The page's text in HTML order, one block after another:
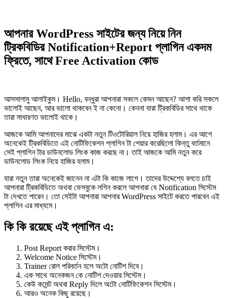
আপনার WordPress সাইটের জন্য নিয়ে নিন
ট্রিকবিডির Notification+Report প্লাগিন একদম
ফ্রিতে, সাথে Free Activation কোড
আসসালামু আলাইকুম। Hello, বন্ধুরা আপনারা সকলে কেমন আছেন? আশা করি সকলে
ভালোই আছেন, আর ভালো থাকবেন ই না কেনো। কেননা যারা ট্রিকবিডির সাথে থাকে
তারা সাধারণত ভালোই থাকে।
আজকে আমি আপনাদের মাঝে একটা নতুন টিওটোরিয়াল নিয়ে হাজির হলাম। এর আগে
অনেকেই ট্রিকবিডিতে এই নোটিফিকেশন প্লাগিন টা শেয়ার করেছিলো কিন্তু বর্তমানে
সেই প্লাগিন টার ডাউনলোড লিংক কাজ করছে না। তাই আজকে আমি নতুন করে
ডাউনলোড লিংক নিয়ে হাজির হলাম।
যারা নতুন তারা অনেকেই জানেন না এটা কি কাজে লাগে। তাদের উদ্দেশ্যে বলতে চাই
আপনারা ট্রিকবিডিতে অথবা ফেসবুকে লগিন করলে আপনারা যে Notification সিস্টেম
টা দেখতে পারেন। তো সেইটা আপনারা আপনার WordPress সাইটে করতে পারবেন এই
প্লাগিন এর মাধ্যমে।
কি কি রয়েছে এই প্লাগিন এ:
Post Report করার সিস্টেম।
Welcome Notice সিস্টেম।
Trainer রোল পরিবর্তন হলে অটো নোটিশ দিবে।
এক সাথে অনেকজন কে নোটিশ দেওয়ার সিস্টেম।
কেউ কমেন্ট অথবা Reply দিলে অটো নোটিফিকেশন সিস্টেম।
আরও অনেক কিছু রয়েছে।